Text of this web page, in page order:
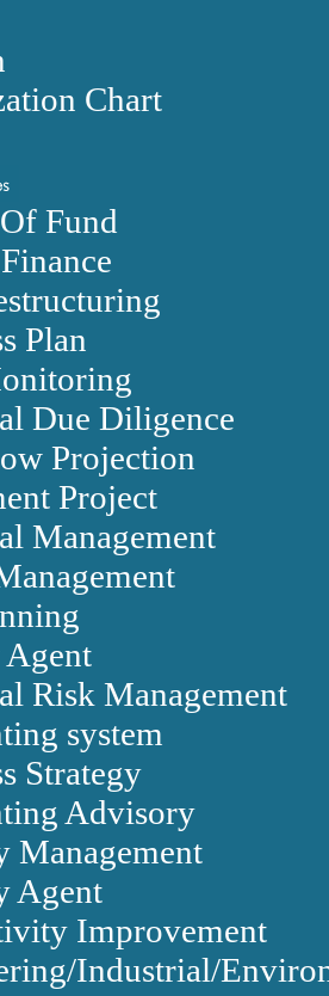
Chart
Fund
Plan
Due Diligence
Projection
Project
Management
Risk Management
system
Strategy
Advisory
Management
Agent
Improvement
Industrial/